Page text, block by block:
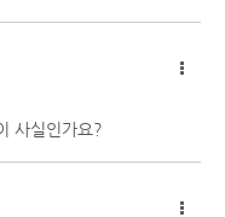
사실인가요?